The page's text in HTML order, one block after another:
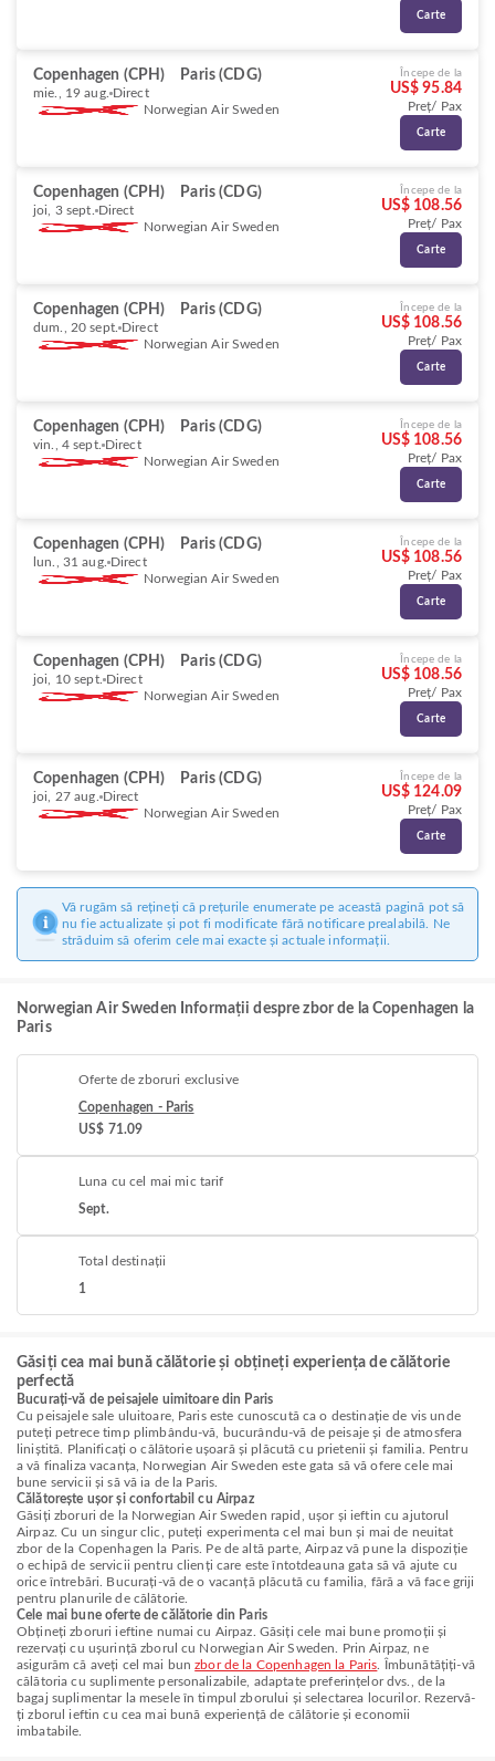
Carte
Copenhagen (CPH) Paris (CDG)
mie., 19 aug. Direct
Norwegian Air Sweden
Începe de la
US$ 95.84
Preț/ Pax
Carte
Copenhagen (CPH) Paris (CDG)
joi, 3 sept. Direct
Norwegian Air Sweden
Începe de la
US$ 108.56
Preț/ Pax
Carte
Copenhagen (CPH) Paris (CDG)
dum., 20 sept. Direct
Norwegian Air Sweden
Începe de la
US$ 108.56
Preț/ Pax
Carte
Copenhagen (CPH) Paris (CDG)
vin., 4 sept. Direct
Norwegian Air Sweden
Începe de la
US$ 108.56
Preț/ Pax
Carte
Copenhagen (CPH) Paris (CDG)
lun., 31 aug. Direct
Norwegian Air Sweden
Începe de la
US$ 108.56
Preț/ Pax
Carte
Copenhagen (CPH) Paris (CDG)
joi, 10 sept. Direct
Norwegian Air Sweden
Începe de la
US$ 108.56
Preț/ Pax
Carte
Copenhagen (CPH) Paris (CDG)
joi, 27 aug. Direct
Norwegian Air Sweden
Începe de la
US$ 124.09
Preț/ Pax
Carte
Vă rugăm să rețineți că prețurile enumerate pe această pagină pot să
nu fie actualizate și pot fi modificate fără notificare prealabilă. Ne
străduim să oferim cele mai exacte și actuale informații.
Norwegian Air Sweden Informații despre zbor de la Copenhagen la
Paris
Oferte de zboruri exclusive
Copenhagen - Paris
US$ 71.09
Luna cu cel mai mic tarif
Sept.
Total destinații
1
Găsiți cea mai bună călătorie și obțineți experiența de călătorie
perfectă
Bucurați-vă de peisajele uimitoare din Paris
Cu peisajele sale uluitoare, Paris este cunoscută ca o destinație de vis unde
puteți petrece timp plimbându-vă, bucurându-vă de peisaje și de atmosfera
liniștită. Planificați o călătorie ușoară și plăcută cu prietenii și familia. Pentru
a vă finaliza vacanța, Norwegian Air Sweden este gata să vă ofere cele mai
bune servicii și să vă ia de la Paris.
Călătorește ușor și confortabil cu Airpaz
Găsiți zboruri de la Norwegian Air Sweden rapid, ușor și ieftin cu ajutorul
Airpaz. Cu un singur clic, puteți experimenta cel mai bun și mai de neuitat
zbor de la Copenhagen la Paris. Pe de altă parte, Airpaz vă pune la dispoziție
o echipă de servicii pentru clienți care este întotdeauna gata să vă ajute cu
orice întrebări. Bucurați-vă de o vacanță plăcută cu familia, fără a vă face griji
pentru planurile de călătorie.
Cele mai bune oferte de călătorie din Paris
Obțineți zboruri ieftine numai cu Airpaz. Găsiți cele mai bune promoții și
rezervați cu ușurință zborul cu Norwegian Air Sweden. Prin Airpaz, ne
asigurăm că aveți cel mai bunzbor de la Copenhagen la Paris . Îmbunătățiți-vă
călătoria cu suplimente personalizabile, adaptate preferințelor dvs., de la
bagaj suplimentar la mesele în timpul zborului și selectarea locurilor. Rezervă-
ți zborul ieftin cu cea mai bună experiență de călătorie și economii
imbatabile.